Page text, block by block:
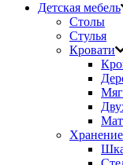
Детская мебель
Столы
Стулья
Кровати
Хранение